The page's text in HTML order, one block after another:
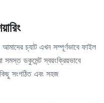
চ্যাট এখন সম্পূর্ণভাবে ফাইল
সমস্ত ডকুমেন্ট স্বয়ংক্রিয়ভাবে
সংগঠিত এবং সহজ